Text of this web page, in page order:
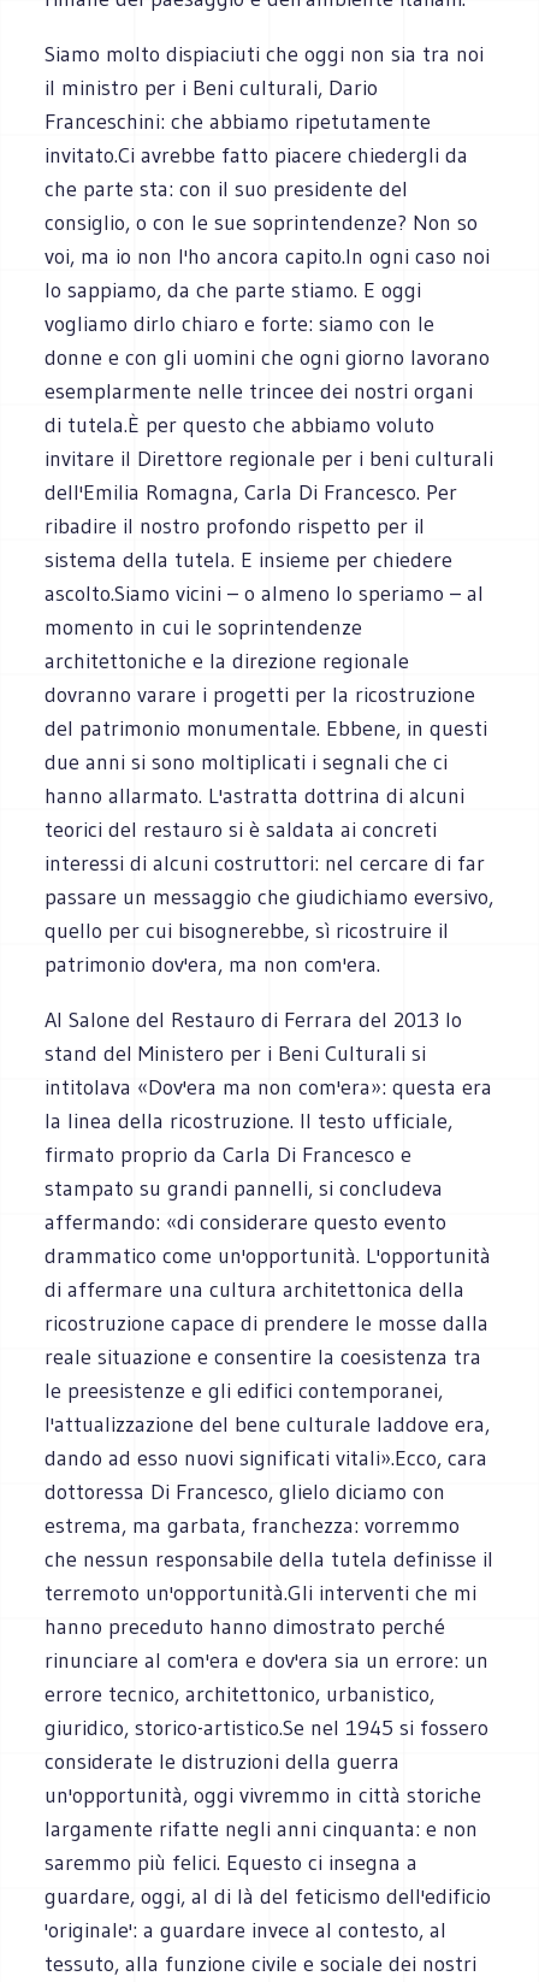
Siamo molto dispiaciuti che oggi non sia tra noi
il ministro per i Beni culturali, Dario
Franceschini: che abbiamo ripetutamente
invitato.Ci avrebbe fatto piacere chiedergli da
che parte sta: con il suo presidente del
consiglio, o con le sue soprintendenze? Non so
voi, ma io non l'ho ancora capito.In ogni caso noi
lo sappiamo, da che parte stiamo. E oggi
vogliamo dirlo chiaro e forte: siamo con le
donne e con gli uomini che ogni giorno lavorano
esemplarmente nelle trincee dei nostri organi
di tutela.È per questo che abbiamo voluto
invitare il Direttore regionale per i beni culturali
dell'Emilia Romagna, Carla Di Francesco. Per
ribadire il nostro profondo rispetto per il
sistema della tutela. E insieme per chiedere
ascolto.Siamo vicini – o almeno lo speriamo – al
momento in cui le soprintendenze
architettoniche e la direzione regionale
dovranno varare i progetti per la ricostruzione
del patrimonio monumentale. Ebbene, in questi
due anni si sono moltiplicati i segnali che ci
hanno allarmato. L'astratta dottrina di alcuni
teorici del restauro si è saldata ai concreti
interessi di alcuni costruttori: nel cercare di far
passare un messaggio che giudichiamo eversivo,
quello per cui bisognerebbe, sì ricostruire il
patrimonio dov'era, ma non com'era.
Al Salone del Restauro di Ferrara del 2013 lo
stand del Ministero per i Beni Culturali si
intitolava «Dov'era ma non com'era»: questa era
la linea della ricostruzione. Il testo ufficiale,
firmato proprio da Carla Di Francesco e
stampato su grandi pannelli, si concludeva
affermando: «di considerare questo evento
drammatico come un'opportunità. L'opportunità
di affermare una cultura architettonica della
ricostruzione capace di prendere le mosse dalla
reale situazione e consentire la coesistenza tra
le preesistenze e gli edifici contemporanei,
l'attualizzazione del bene culturale laddove era,
dando ad esso nuovi significati vitali».Ecco, cara
dottoressa Di Francesco, glielo diciamo con
estrema, ma garbata, franchezza: vorremmo
che nessun responsabile della tutela definisse il
terremoto un'opportunità.Gli interventi che mi
hanno preceduto hanno dimostrato perché
rinunciare al com'era e dov'era sia un errore: un
errore tecnico, architettonico, urbanistico,
giuridico, storico-artistico.Se nel 1945 si fossero
considerate le distruzioni della guerra
un'opportunità, oggi vivremmo in città storiche
largamente rifatte negli anni cinquanta: e non
saremmo più felici. Equesto ci insegna a
guardare, oggi, al di là del feticismo dell'edificio
'originale': a guardare invece al contesto, al
tessuto, alla funzione civile e sociale dei nostri